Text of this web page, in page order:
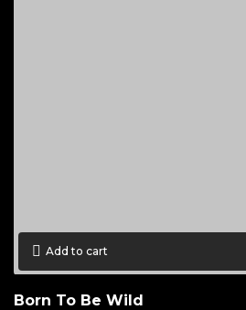
Add to cart
Born To Be Wild